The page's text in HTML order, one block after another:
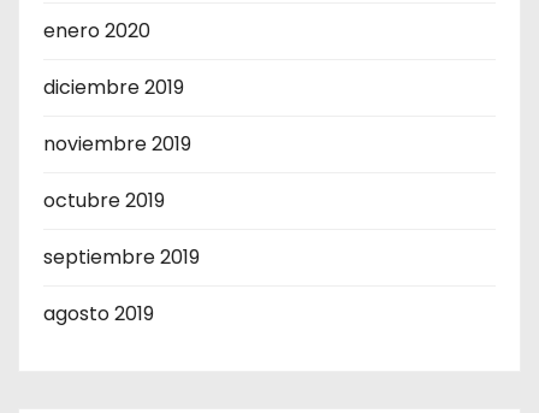
enero 2020
diciembre 2019
noviembre 2019
octubre 2019
septiembre 2019
agosto 2019